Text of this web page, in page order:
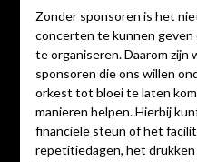
Zonder sponsoren is het
concerten te kunnen
te organiseren. Daarom zijn
sponsoren die ons willen
orkest tot bloei te laten
manieren helpen. Hierbij
financiële steun of het
repetitiedagen, het